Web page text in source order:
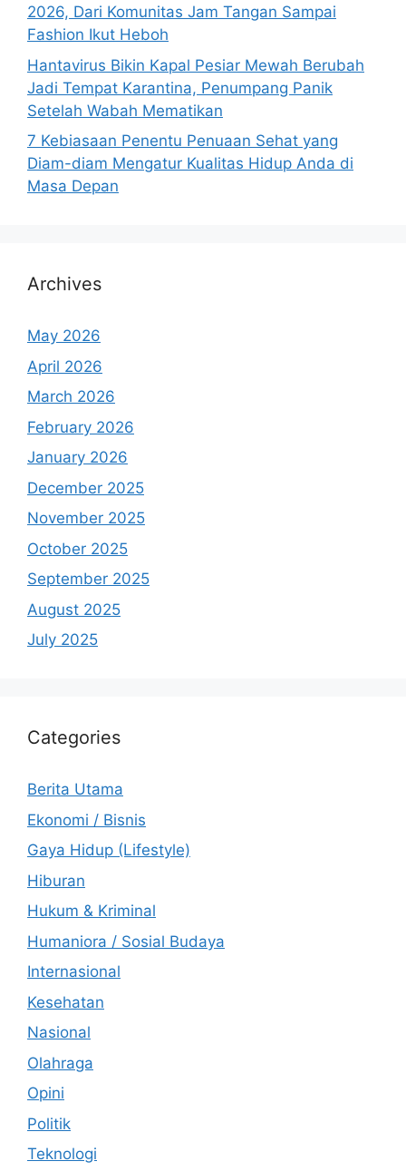
2026, Dari Komunitas Jam Tangan Sampai
Fashion Ikut Heboh
Hantavirus Bikin Kapal Pesiar Mewah Berubah
Jadi Tempat Karantina, Penumpang Panik
Setelah Wabah Mematikan
7 Kebiasaan Penentu Penuaan Sehat yang
Diam-diam Mengatur Kualitas Hidup Anda di
Masa Depan
Archives
May 2026
April 2026
March 2026
February 2026
January 2026
December 2025
November 2025
October 2025
September 2025
August 2025
July 2025
Categories
Berita Utama
Ekonomi / Bisnis
Gaya Hidup (Lifestyle)
Hiburan
Hukum & Kriminal
Humaniora / Sosial Budaya
Internasional
Kesehatan
Nasional
Olahraga
Opini
Politik
Teknologi